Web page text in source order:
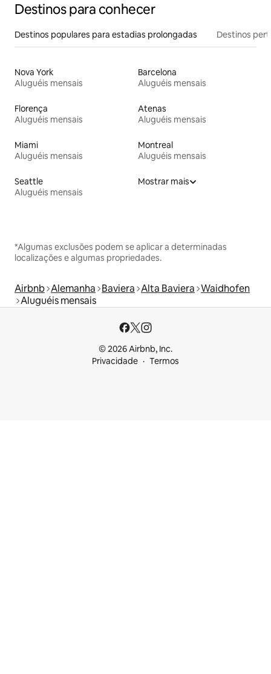
Destinos para conhecer
Destinos populares para estadias prolongadas Destinos
Nova York
Aluguéis mensais
Barcelona
Aluguéis mensais
Florença
Aluguéis mensais
Atenas
Aluguéis mensais
Miami
Aluguéis mensais
Montreal
Aluguéis mensais
Seattle
Aluguéis mensais
Mostrar mais
*Algumas exclusões podem se aplicar a determinadas
localizações e algumas propriedades.
Airbnb Alemanha Baviera Alta Baviera Waidhofen
Aluguéis mensais
© 2026 Airbnb, Inc.
Privacidade
Termos